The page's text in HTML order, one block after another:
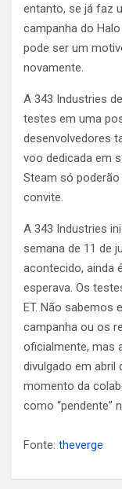
entanto, se já faz
campanha do
pode ser um
novamente.
A 343 Industries
testes em uma
desenvolvedores
voo dedicada em
Steam só
convite.
A 343 Industries
semana de 11 de
acontecido, ainda
esperava. Os
ET. Não sabemos
campanha ou os
oficialmente, mas
divulgado em abril
momento da
como “pendente”
Fonte: theverge